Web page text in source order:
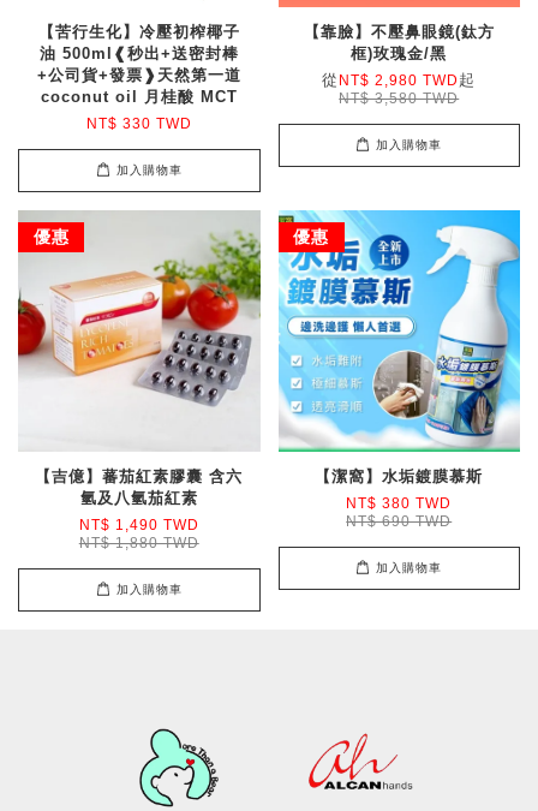
【苦行生化】冷壓初榨椰子
油 500ml❰秒出+送密封棒
+公司貨+發票❱天然第一道
coconut oil 月桂酸 MCT
NT$ 330 TWD
加入購物車
【靠臉】不壓鼻眼鏡(鈦方
框)玫瑰金/黑
從 NT$ 2,980 TWD 起
NT$ 3,580 TWD
加入購物車
優惠
【吉億】蕃茄紅素膠囊 含六
氫及八氫茄紅素
NT$ 1,490 TWD
NT$ 1,880 TWD
加入購物車
優惠
【潔窩】水垢鍍膜慕斯
NT$ 380 TWD
NT$ 690 TWD
加入購物車